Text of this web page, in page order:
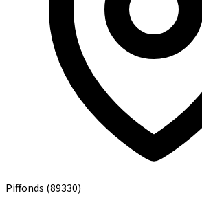
Piffonds (89330)